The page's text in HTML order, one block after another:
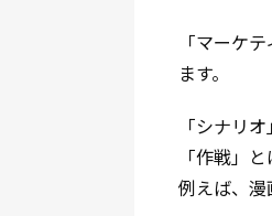
「マーケ
ます。
「シナリ
「作戦」
例えば、漫